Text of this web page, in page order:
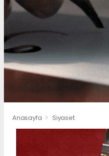
Anasayfa Siyaset